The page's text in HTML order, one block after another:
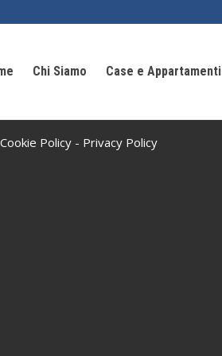
Chi Siamo Case e Appartamenti
Cookie Policy - Privacy Policy